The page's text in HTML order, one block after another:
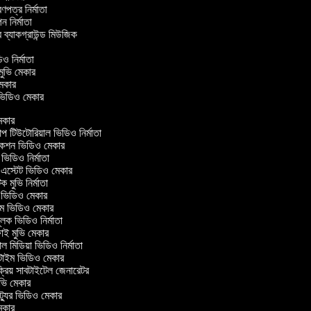
নির্মাতা
নির্মাতা
ব্যাকগ্রাউন্ড মিউজিক
নির্মাতা
মেকার
মেকার
ভিডিও নির্মাতা
ভিডিও মেকার
নির্মাতা
ভিডিও মেকার
মুভি নির্মাতা
মেকার
ভিডিও মেকার
ভিডিও নির্মাতা
মুভি মেকার
ভিডিও নির্মাতা
ভিডিও মেকার
সাবটাইটেল জেনারেটর
মেকার
ভিডিও মেকার